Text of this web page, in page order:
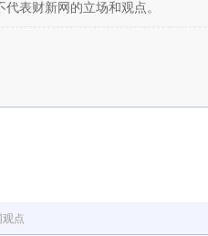
表财新网的立场和观点。
点